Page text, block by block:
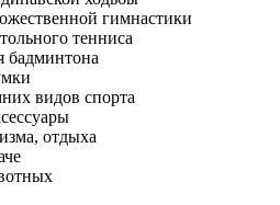
гимнастики
тенниса
бадминтона
видов спорта
отдыха